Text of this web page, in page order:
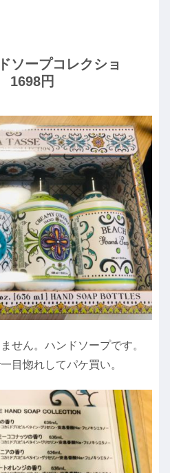
ソープコレクショ
円
せん。ハンドソープです。
目惚れしてパケ買い。